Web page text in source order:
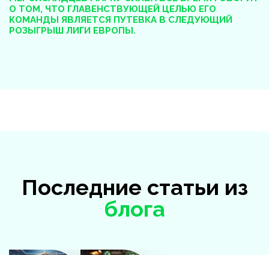
О ТОМ, ЧТО ГЛАВЕНСТВУЮЩЕЙ ЦЕЛЬЮ ЕГО
КОМАНДЫ ЯВЛЯЕТСЯ ПУТЕВКА В СЛЕДУЮЩИЙ
РОЗЫГРЫШ ЛИГИ ЕВРОПЫ.
Последние статьи из
блога